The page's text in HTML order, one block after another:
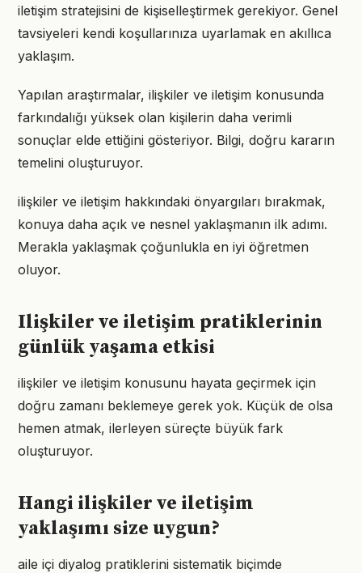
iletişim stratejisini de kişiselleştirmek gerekiyor. Genel
tavsiyeleri kendi koşullarınıza uyarlamak en akıllıca
yaklaşım.
Yapılan araştırmalar, ilişkiler ve iletişim konusunda
farkındalığı yüksek olan kişilerin daha verimli
sonuçlar elde ettiğini gösteriyor. Bilgi, doğru kararın
temelini oluşturuyor.
ilişkiler ve iletişim hakkındaki önyargıları bırakmak,
konuya daha açık ve nesnel yaklaşmanın ilk adımı.
Merakla yaklaşmak çoğunlukla en iyi öğretmen
oluyor.
Ilişkiler ve iletişim pratiklerinin
günlük yaşama etkisi
ilişkiler ve iletişim konusunu hayata geçirmek için
doğru zamanı beklemeye gerek yok. Küçük de olsa
hemen atmak, ilerleyen süreçte büyük fark
oluşturuyor.
Hangi ilişkiler ve iletişim
yaklaşımı size uygun?
aile içi diyalog pratiklerini sistematik biçimde